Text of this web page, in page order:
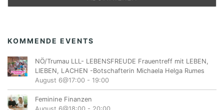
KOMMENDE EVENTS
NÖ/Trumau LLL- LEBENSFREUDE Frauentreff mit LEBEN,
LIEBEN, LACHEN -Botschafterin Michaela Helga Rumes
August 6@17:00 - 19:00
Feminine Finanzen